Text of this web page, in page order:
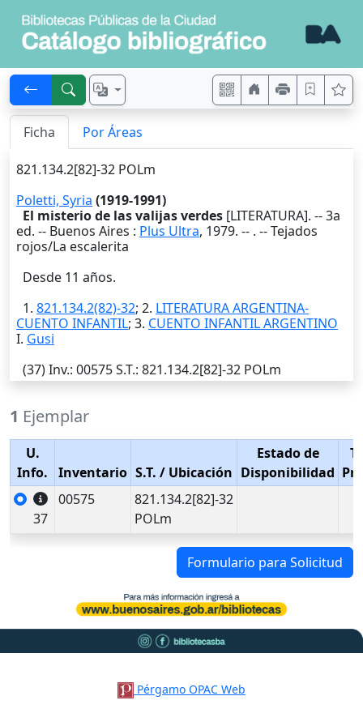
Ficha Por Áreas
821.134.2[82]-32 POLm
Poletti, Syria (1919-1991)
El misterio de las valijas verdes [LITERATURA]. -- 3a
ed. -- Buenos Aires : Plus Ultra, 1979. -- . -- Tejados
rojos/La escalerita
Desde 11 años.
1. 821.134.2(82)-32; 2. LITERATURA ARGENTINA-
CUENTO INFANTIL; 3. CUENTO INFANTIL ARGENTINO
I. Gusi
(37)Inv.: 00575S.T.: 821.134.2[82]-32 POLm
1 Ejemplar
U.
Info.
Inventario S.T. / Ubicación
Estado de
Disponibilidad
37
00575
821.134.2[82]-32
POLm
Formulario para Solicitud
Pérgamo OPAC Web